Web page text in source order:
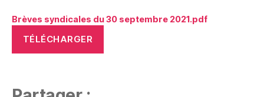
Brèves syndicales du 30 septembre 2021.pdf
TÉLÉCHARGER